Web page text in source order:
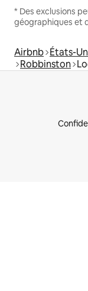
* Des exclusions
géographiques et
Airbnb États-
Robbinston